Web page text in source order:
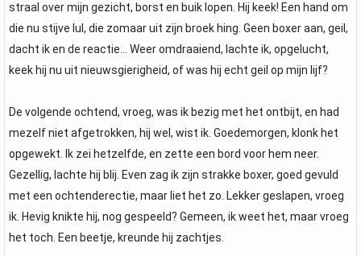
straal over mijn gezicht, borst en buik lopen. Hij keek! Een hand om
die nu stijve lul, die zomaar uit zijn broek hing. Geen boxer aan, geil,
dacht ik en de reactie… Weer omdraaiend, lachte ik, opgelucht,
keek hij nu uit nieuwsgierigheid, of was hij echt geil op mijn lijf?
De volgende ochtend, vroeg, was ik bezig met het ontbijt, en had
mezelf niet afgetrokken, hij wel, wist ik. Goedemorgen, klonk het
opgewekt. Ik zei hetzelfde, en zette een bord voor hem neer.
Gezellig, lachte hij blij. Even zag ik zijn strakke boxer, goed gevuld
met een ochtenderectie, maar liet het zo. Lekker geslapen, vroeg
ik. Hevig knikte hij, nog gespeeld? Gemeen, ik weet het, maar vroeg
het toch. Een beetje, kreunde hij zachtjes.